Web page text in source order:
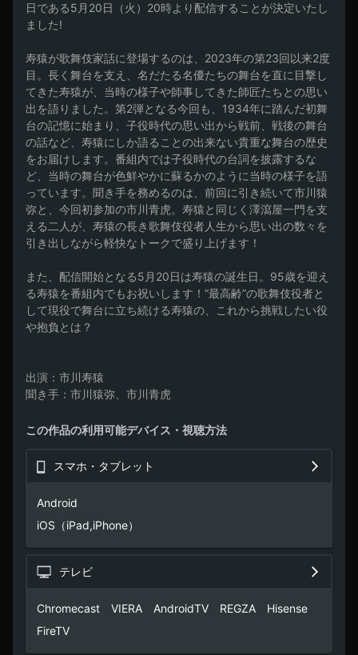
日である5月20日（火）20時より配信することが決定いたし
ました!
寿猿が歌舞伎家話に登場するのは、2023年の第23回以来2度
目。長く舞台を支え、名だたる名優たちの舞台を直に目撃し
てきた寿猿が、当時の様子や師事してきた師匠たちとの思い
出を語りました。第2弾となる今回も、1934年に踏んだ初舞
台の記憶に始まり、子役時代の思い出から戦前、戦後の舞台
の話など、寿猿にしか語ることの出来ない貴重な舞台の歴史
をお届けします。番組内では子役時代の台詞を披露するな
ど、当時の舞台が色鮮やかに蘇るかのように当時の様子を語
っています。聞き手を務めるのは、前回に引き続いて市川猿
弥と、今回初参加の市川青虎。寿猿と同じく澤瀉屋一門を支
える二人が、寿猿の長き歌舞伎役者人生から思い出の数々を
引き出しながら軽快なトークで盛り上げます！
また、配信開始となる5月20日は寿猿の誕生日。95歳を迎え
る寿猿を番組内でもお祝いします！“最高齢”の歌舞伎役者と
して現役で舞台に立ち続ける寿猿の、これから挑戦したい役
や抱負とは？
出演：市川寿猿
聞き手：市川猿弥、市川青虎
この作品の利用可能デバイス・視聴方法
スマホ・タブレット
Android
iOS（iPad,iPhone）
テレビ
Chromecast　VIERA　AndroidTV　REGZA　Hisense
FireTV